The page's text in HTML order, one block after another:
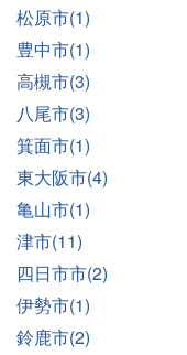
松原市(1)
豊中市(1)
高槻市(3)
八尾市(3)
箕面市(1)
東大阪市(4)
亀山市(1)
津市(11)
四日市市(2)
伊勢市(1)
鈴鹿市(2)